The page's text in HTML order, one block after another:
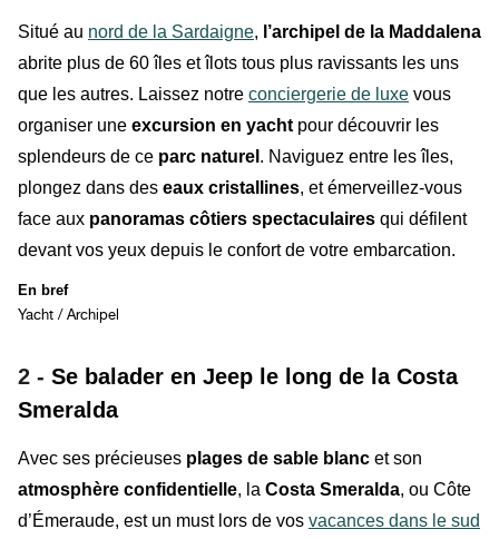
Situé au nord de la Sardaigne, l’archipel de la Maddalena
abrite plus de 60 îles et îlots tous plus ravissants les uns
que les autres. Laissez notre conciergerie de luxe vous
organiser une excursion en yacht pour découvrir les
splendeurs de ce parc naturel . Naviguez entre les îles,
plongez dans des eaux cristallines, et émerveillez-vous
face aux panoramas côtiers spectaculaires qui défilent
devant vos yeux depuis le confort de votre embarcation.
En bref
Yacht / Archipel
2 - Se balader en Jeep le long de la Costa
Smeralda
Avec ses précieuses plages de sable blanc et son
atmosphère confidentielle, la Costa Smeralda, ou Côte
d’Émeraude, est un must lors de vos vacances dans le sud